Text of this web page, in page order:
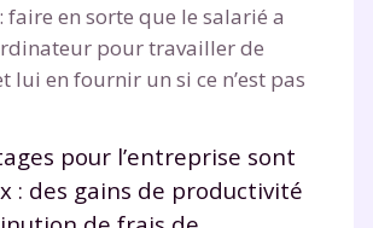
faire en sorte que le salarié a
pour travailler de
lui en fournir un si ce n’est pas
pour l’entreprise sont
: des gains de productivité